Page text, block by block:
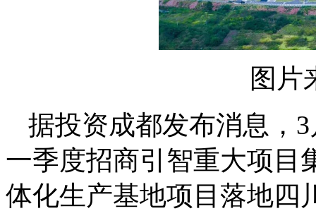
图片
据投资成都发布消息，
一季度招商引智重大项目
体化生产基地项目落地四